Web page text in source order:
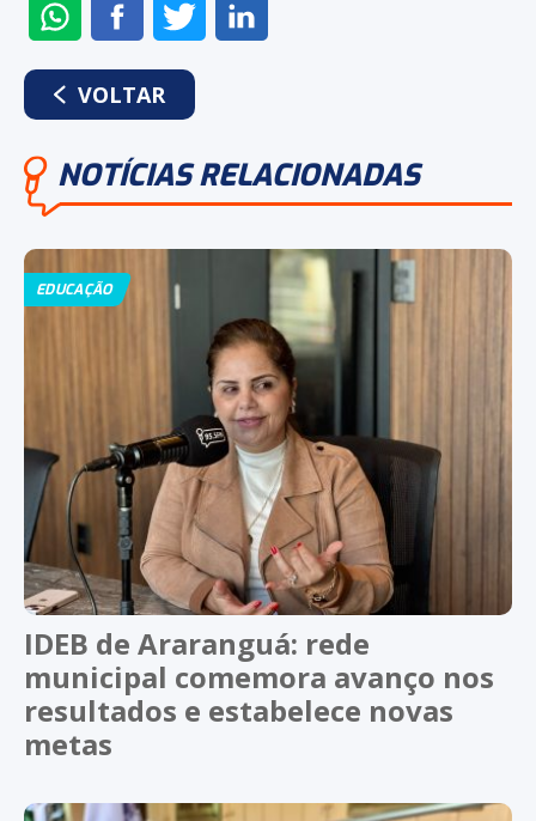
ENVIAR
NO
WHATSAPP
COMPARTILHAR
NO
FACEBOOK
COMPARTILHAR
NO
VOLTAR
NOTÍCIAS RELACIONADAS
EDUCAÇÃO
IDEB de Araranguá: rede
municipal comemora avanço nos
resultados e estabelece novas
metas